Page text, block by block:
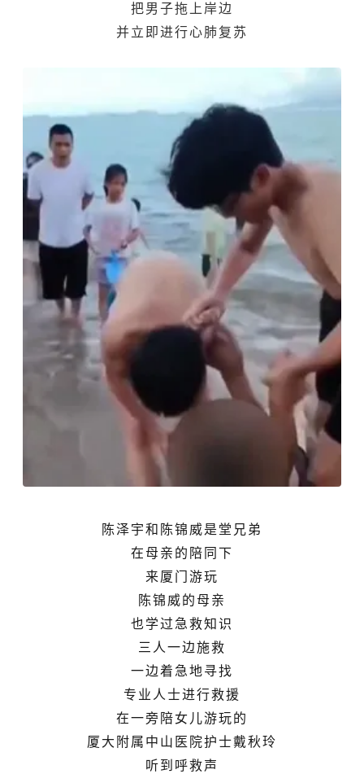
把男子拖上岸边
并立即进行心肺复苏
陈泽宇和陈锦威是堂兄弟
在母亲的陪同下
来厦门游玩
陈锦威的母亲
也学过急救知识
三人一边施救
一边着急地寻找
专业人士进行救援
在一旁陪女儿游玩的
厦大附属中山医院护士戴秋玲
听到呼救声